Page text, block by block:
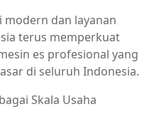
dan layanan
terus memperkuat
es profesional yang
di seluruh Indonesia.
Skala Usaha